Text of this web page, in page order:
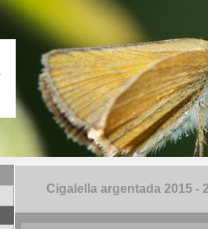
Cigalella argentada 2015 -